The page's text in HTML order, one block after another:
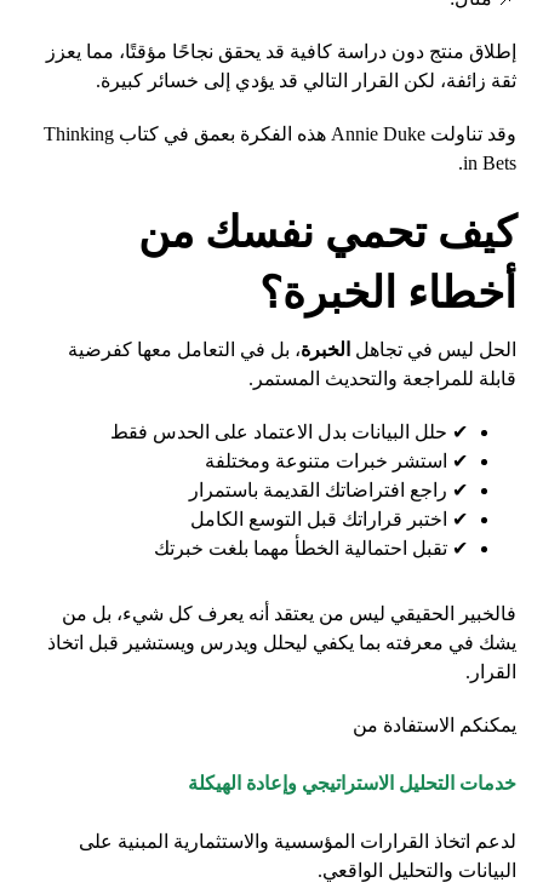
إطلاق منتج دون دراسة كافية قد يحقق نجاحًا مؤقتًا، مما يعزز
ثقة زائفة، لكن القرار التالي قد يؤدي إلى خسائر كبيرة.
وقد تناولت Annie Duke هذه الفكرة بعمق في كتاب Thinking
in Bets.
كيف تحمي نفسك من
أخطاء الخبرة؟
الحل ليس في تجاهل الخبرة، بل في التعامل معها كفرضية
قابلة للمراجعة والتحديث المستمر.
✔ حلل البيانات بدل الاعتماد على الحدس فقط
✔ استشر خبرات متنوعة ومختلفة
✔ راجع افتراضاتك القديمة باستمرار
✔ اختبر قراراتك قبل التوسع الكامل
✔ تقبل احتمالية الخطأ مهما بلغت خبرتك
فالخبير الحقيقي ليس من يعتقد أنه يعرف كل شيء، بل من
يشك في معرفته بما يكفي ليحلل ويدرس ويستشير قبل اتخاذ
القرار.
يمكنكم الاستفادة من
خدمات التحليل الاستراتيجي وإعادة الهيكلة
لدعم اتخاذ القرارات المؤسسية والاستثمارية المبنية على
البيانات والتحليل الواقعي.